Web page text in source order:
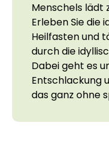
Menschels lädt
Erleben Sie die
Heilfasten und
durch die
Dabei geht es
Entschlackung
das ganz ohne